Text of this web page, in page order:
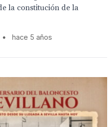
la constitución de la
• hace 5 años